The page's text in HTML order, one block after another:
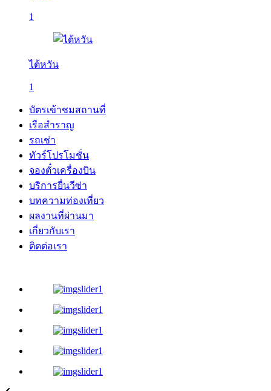
1
ไต้หวัน
1
บัตรเข้าชมสถานที่
เรือสำราญ
รถเช่า
ทัวร์โปรโมชั่น
จองตั๋วเครื่องบิน
บริการยื่นวีซ่า
บทความท่องเที่ยว
ผลงานที่ผ่านมา
เกี่ยวกับเรา
ติดต่อเรา